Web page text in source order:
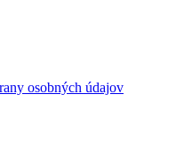
osobných údajov